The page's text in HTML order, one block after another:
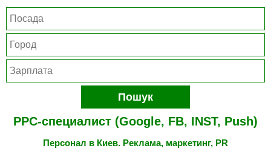
Пошук
PPC-специалист (Google, FB, INST, Push)
Персонал в Киев. Реклама, маркетинг, PR